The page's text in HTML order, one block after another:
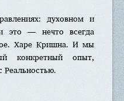
духовном и
это — нечто всегда
Харе Кришна. И мы
конкретный опыт,
Реальностью.